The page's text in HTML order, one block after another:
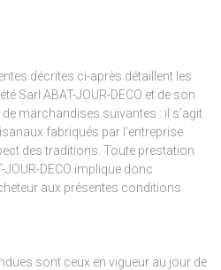
décrites ci-après détaillent les
Sarl ABAT-JOUR-DECO et de son
marchandises suivantes : il s’agit
fabriqués par l’entreprise
des traditions. Toute prestation
DECO implique donc
aux présentes conditions
sont ceux en vigueur au jour de